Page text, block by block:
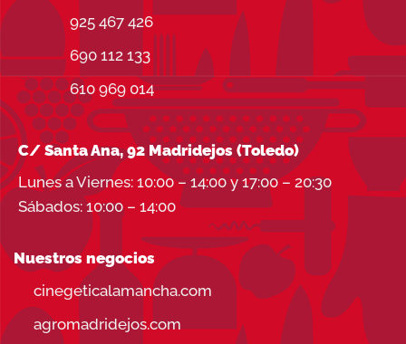
925 467 426
690 112 133
610 969 014
C/ Santa Ana, 92 Madridejos (Toledo)
Lunes a Viernes: 10:00 – 14:00 y 17:00 – 20:30
Sábados: 10:00 – 14:00
Nuestros negocios
cinegeticalamancha.com
agromadridejos.com